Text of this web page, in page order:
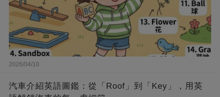
2026/04/10
汽車介紹英語圖鑑：從「Roof」到「Key」，用英